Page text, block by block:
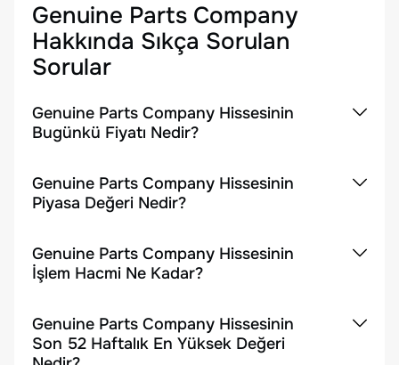
Genuine Parts Company
Hakkında Sıkça Sorulan
Sorular
Genuine Parts Company Hissesinin
Bugünkü Fiyatı Nedir?
Genuine Parts Company Hissesinin
Piyasa Değeri Nedir?
Genuine Parts Company Hissesinin
İşlem Hacmi Ne Kadar?
Genuine Parts Company Hissesinin
Son 52 Haftalık En Yüksek Değeri